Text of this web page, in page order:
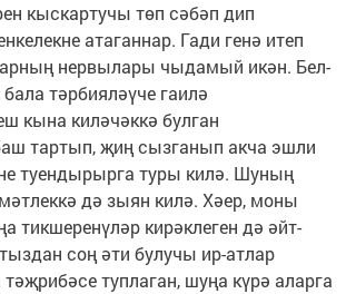
кыскартучы төп сәбәп дип
атаганнар. Гади генә итеп
нер­вылары чыдамый икән. Бел­
тәрбия­ләү­че гаи­лә
кына килә­чәккә булган
тартып, җиң сызганып акча эшли
туендырырга туры килә. Шуның
дә зыян килә. Хәер, моны
тикшеренүләр кирәк­ле­ген дә әйт­
соң әти булучы ир-атлар
туплаган, шуңа күрә аларга